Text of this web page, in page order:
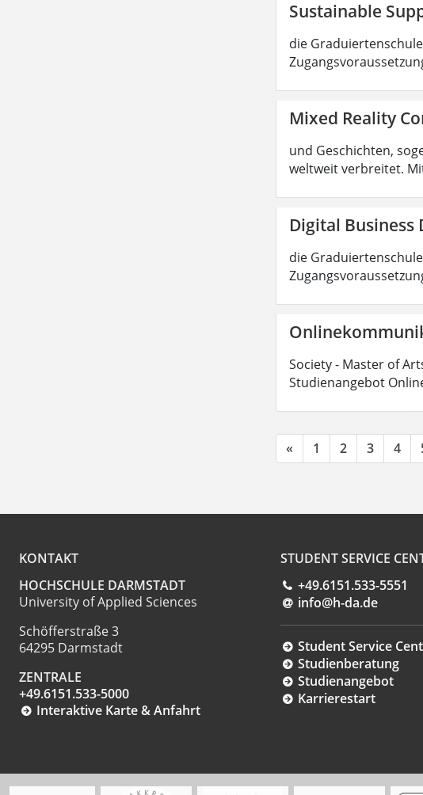
Sustainable
die
Mixed Reality
und Geschichten,
weltweit verbreitet.
Digital Business
die
Society - Master of
Studienangebot
« 1 2 3 4
KONTAKT
HOCHSCHULE DARMSTADT
University of Applied Sciences
Schöfferstraße 3
64295 Darmstadt
ZENTRALE
+49.6151.533-5000
Interaktive Karte & Anfahrt
STUDENT SERVICE
+49.6151.533-5551
info@h-da.de
Student Service
Studienberatung
Studienangebot
Karrierestart